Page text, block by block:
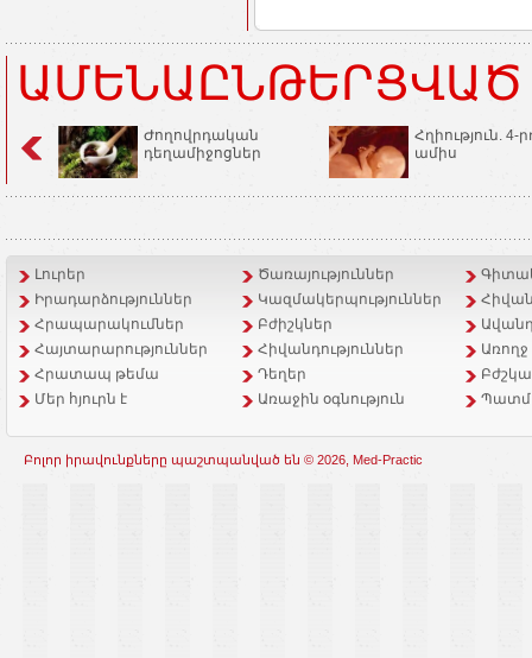
Ժողովրդական
դեղամիջոցներ
Հղիություն. 4-
ամիս
Լուրեր Ծառայություններ
Իրադարձություններ
Կազմակերպություններ
Հրապարակումներ
Բժիշկներ
Հայտարարություններ
Հիվանդություններ
Հրատապ թեմա
Դեղեր
Մեր հյուրն է
Առաջին օգնություն
Բոլոր իրավունքները պաշտպանված են © 2026, Med-Practic